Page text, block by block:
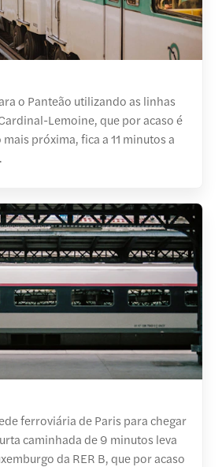
o Panteão utilizando as linhas
Lemoine, que por acaso é
próxima, fica a 11 minutos a
ferroviária de Paris para chegar
caminhada de 9 minutos leva
da RER B, que por acaso